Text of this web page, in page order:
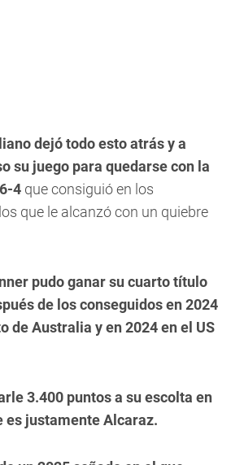
dejó todo esto atrás y a
su juego para quedarse con la
4 que consiguió en los
que le alcanzó con un quiebre
pudo ganar su cuarto título
de los conseguidos en 2024
de Australia y en 2024 en el US
3.400 puntos a su escolta en
es justamente Alcaraz.